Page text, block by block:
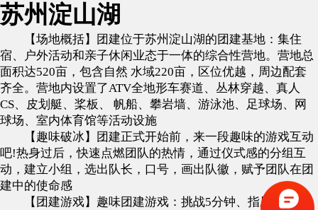
苏州淀山湖
【场地概括】团建位于苏州淀山湖的团建基地：集住
宿、户外活动和亲子休闲业态于一体的综合性营地。营地总
面积达520亩，包含自然 水域220亩，区位优越，周边配套
齐全。营地内设置了ATV全地形车赛道、丛林穿越、真人
CS、皮划艇、桨板、 帆船、攀岩墙、游泳池、足球场、网
球场、室内体育馆等活动设施
【趣味破冰】团建正式开始前，来一段趣味的游戏互动
吧!热身过后，快速点燃团队的热情，通过仪式感的分组互
动，建立小组，选出队长，口号，画出队徽，赋予团队在团
建中的使命感
【团建游戏】趣味团建游戏：挑战5分钟、指压板大